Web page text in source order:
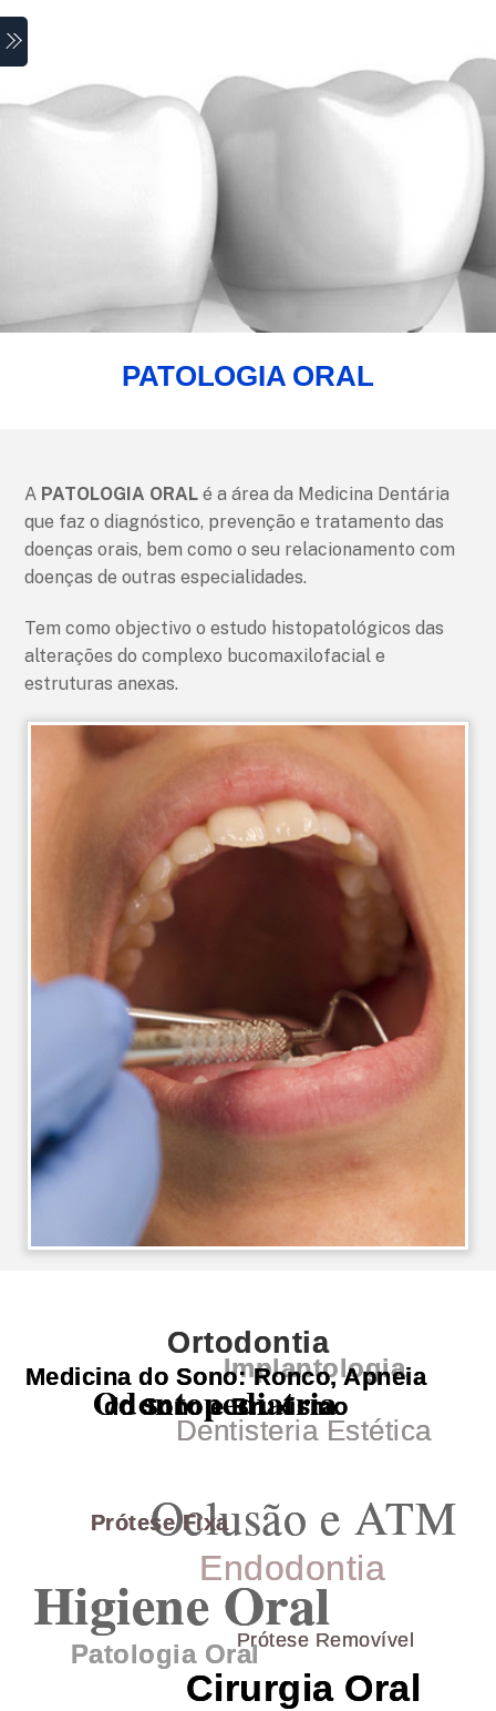
Skip
to
content
PATOLOGIA ORAL
A PATOLOGIA ORAL é a área da Medicina Dentária
que faz o diagnóstico, prevenção e tratamento das
doenças orais, bem como o seu relacionamento com
doenças de outras especialidades.
Tem como objectivo o estudo histopatológicos das
alterações do complexo bucomaxilofacial e
estruturas anexas.
Implantologia
Ortodontia
Odontopediatria
Dentisteria Estética
Oclusão e ATM
Prótese Fixa
Prótese Removível
Endodontia
Higiene Oral
Cirurgia Oral
Patologia Oral
Medicina do Sono: Ronco, Apneia
do Sono e Bruxismo